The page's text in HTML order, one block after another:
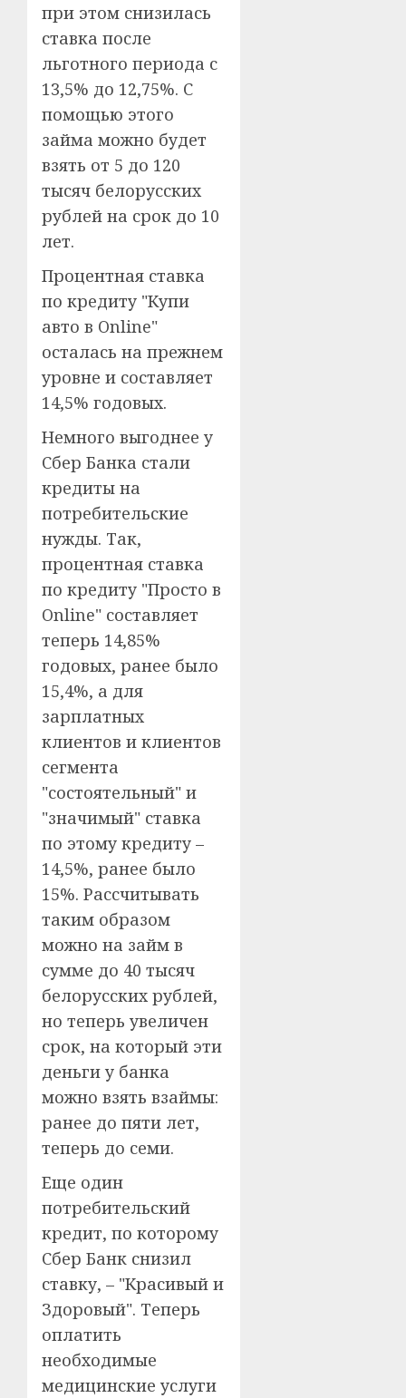
при этом снизилась
ставка после
льготного периода с
13,5% до 12,75%. С
помощью этого
займа можно будет
взять от 5 до 120
тысяч белорусских
рублей на срок до 10
лет.
Процентная ставка
по кредиту "Купи
авто в Online"
осталась на прежнем
уровне и составляет
14,5% годовых.
Немного выгоднее у
Сбер Банка стали
кредиты на
потребительские
нужды. Так,
процентная ставка
по кредиту "Просто в
Online" составляет
теперь 14,85%
годовых, ранее было
15,4%, а для
зарплатных
клиентов и клиентов
сегмента
"состоятельный" и
"значимый" ставка
по этому кредиту –
14,5%, ранее было
15%. Рассчитывать
таким образом
можно на займ в
сумме до 40 тысяч
белорусских рублей,
но теперь увеличен
срок, на который эти
деньги у банка
можно взять взаймы:
ранее до пяти лет,
теперь до семи.
Еще один
потребительский
кредит, по которому
Сбер Банк снизил
ставку, – "Красивый и
Здоровый". Теперь
оплатить
необходимые
медицинские услуги